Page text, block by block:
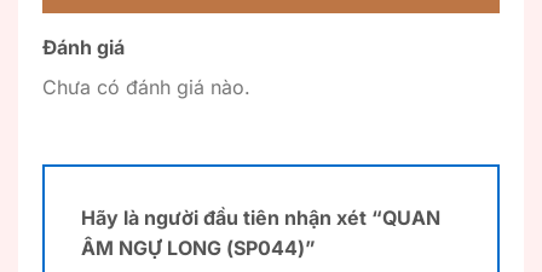
Đánh giá
Chưa có đánh giá nào.
Hãy là người đầu tiên nhận xét “QUAN
ÂM NGỰ LONG (SP044)”